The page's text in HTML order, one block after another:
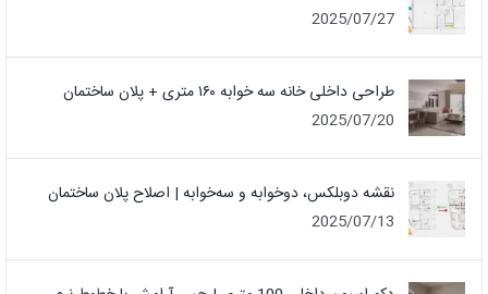
2025/07/27
طراحی داخلی خانه سه خوابه ۱۶۰ متری + پلان ساختمان
2025/07/20
نقشه دوبلکس، دوخوابه و سه‌خوابه | اصلاح پلان ساختمان
2025/07/13